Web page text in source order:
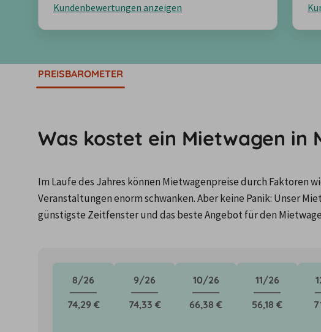
Kundenbewertungen anzeigen
PREISBAROMETER
Was kostet ein Mietwagen in
Im Laufe des Jahres können Mietwagenpreise durch Faktoren
Veranstaltungen enorm schwanken. Aber keine Panik: Unser
günstigste Zeitfenster und das beste Angebot für den
8/26
74,29 €
9/26
74,33 €
10/26
66,38 €
11/26
56,18 €